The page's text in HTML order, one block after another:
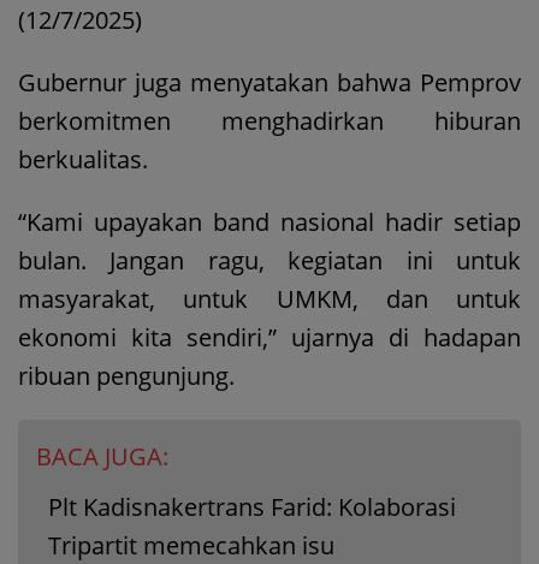
(12/7/2025)
Gubernur juga menyatakan bahwa Pemprov
berkomitmen menghadirkan hiburan
berkualitas.
“Kami upayakan band nasional hadir setiap
bulan. Jangan ragu, kegiatan ini untuk
masyarakat, untuk UMKM, dan untuk
ekonomi kita sendiri,” ujarnya di hadapan
ribuan pengunjung.
BACA JUGA:
Plt Kadisnakertrans Farid: Kolaborasi
Tripartit memecahkan isu